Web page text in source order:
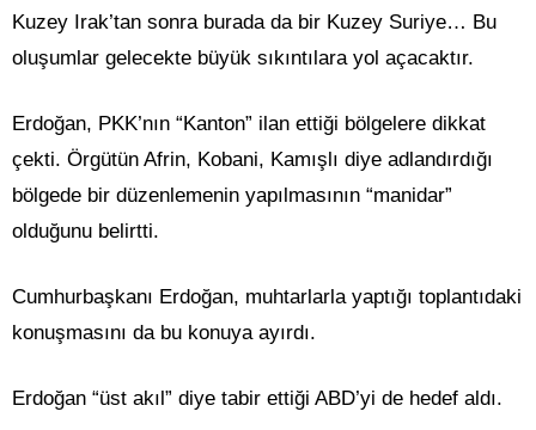
Kuzey Irak’tan sonra burada da bir Kuzey Suriye… Bu
oluşumlar gelecekte büyük sıkıntılara yol açacaktır.
Erdoğan, PKK’nın “Kanton” ilan ettiği bölgelere dikkat
çekti. Örgütün Afrin, Kobani, Kamışlı diye adlandırdığı
bölgede bir düzenlemenin yapılmasının “manidar”
olduğunu belirtti.
Cumhurbaşkanı Erdoğan, muhtarlarla yaptığı toplantıdaki
konuşmasını da bu konuya ayırdı.
Erdoğan “üst akıl” diye tabir ettiği ABD’yi de hedef aldı.